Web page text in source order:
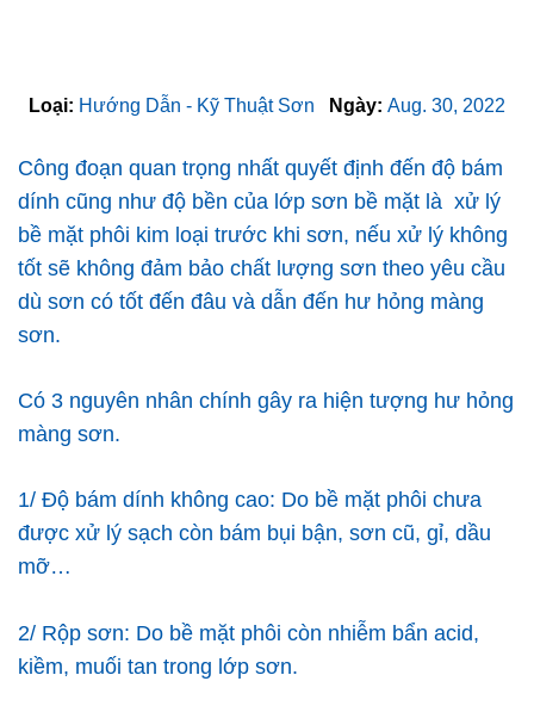
Loại: Hướng Dẫn - Kỹ Thuật Sơn Ngày: Aug. 30, 2022
Công đoạn quan trọng nhất quyết định đến độ bám
dính cũng như độ bền của lớp sơn bề mặt là xử lý
bề mặt phôi kim loại trước khi sơn, nếu xử lý không
tốt sẽ không đảm bảo chất lượng sơn theo yêu cầu
dù sơn có tốt đến đâu và dẫn đến hư hỏng màng
sơn.
Có 3 nguyên nhân chính gây ra hiện tượng hư hỏng
màng sơn.
1/ Độ bám dính không cao: Do bề mặt phôi chưa
được xử lý sạch còn bám bụi bận, sơn cũ, gỉ, dầu
mỡ…
2/ Rộp sơn: Do bề mặt phôi còn nhiễm bẩn acid,
kiềm, muối tan trong lớp sơn.